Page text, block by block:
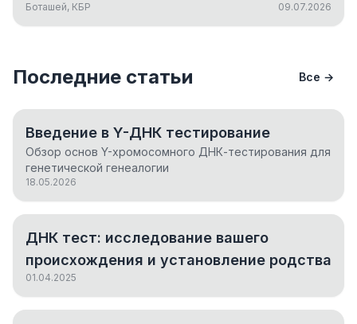
Боташей, КБР
09.07.2026
Последние статьи Все →
Введение в Y-ДНК тестирование
Обзор основ Y-хромосомного ДНК-тестирования для
генетической генеалогии
18.05.2026
ДНК тест: исследование вашего
происхождения и установление родства
01.04.2025